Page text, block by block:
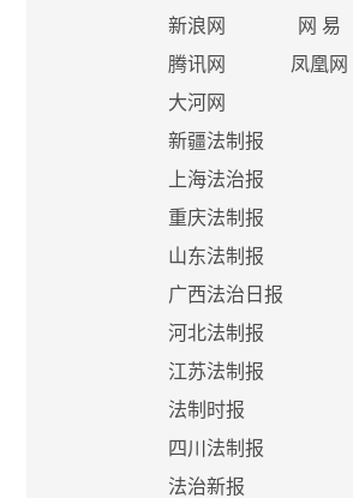
新浪网
网 易
腾讯网
凤凰网
大河网
新疆法制报
上海法治报
重庆法制报
山东法制报
广西法治日报
河北法制报
江苏法制报
法制时报
四川法制报
法治新报